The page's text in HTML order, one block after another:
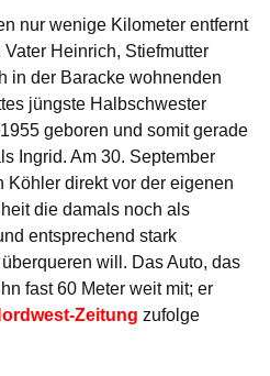
nur wenige Kilometer entfernt
Heinrich, Stiefmutter
in der Baracke wohnenden
jüngste Halbschwester
geboren und somit gerade
Ingrid. Am 30. September
Köhler direkt vor der eigenen
die damals noch als
entsprechend stark
will. Das Auto, das
fast 60 Meter weit mit; er
Zeitung zufolge